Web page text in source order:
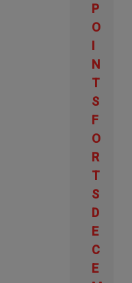
P
O
I
N
T
S
F
O
R
T
S
D
E
C
E